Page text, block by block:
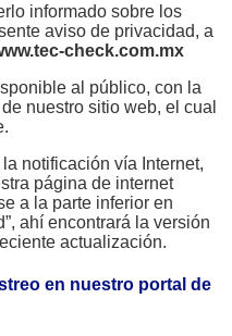
informado sobre los
aviso de privacidad, a
check.com.mx
al público, con la
nuestro sitio web, el cual
notificación vía Internet,
página de internet
a la parte inferior en
ahí encontrará la versión
actualización.
en nuestro portal de